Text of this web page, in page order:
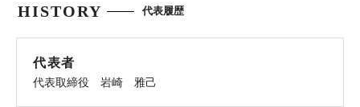
HISTORY 代表履歴
代表者
代表取締役 岩崎 雅己